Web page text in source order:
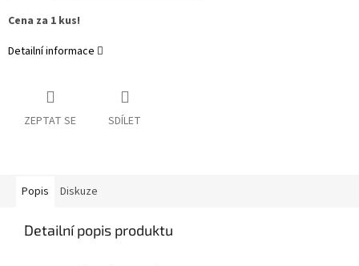
Cena za 1 kus!
Detailní informace
ZEPTAT SE SDÍLET
Popis Diskuze
Detailní popis produktu